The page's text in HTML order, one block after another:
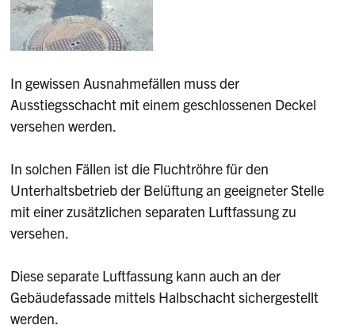
In gewissen Ausnahmefällen muss der
Ausstiegsschacht mit einem geschlossenen Deckel
versehen werden.
In solchen Fällen ist die Fluchtröhre für den
Unterhaltsbetrieb der Belüftung an geeigneter Stelle
mit einer zusätzlichen separaten Luftfassung zu
versehen.
Diese separate Luftfassung kann auch an der
Gebäudefassade mittels Halbschacht sichergestellt
werden.